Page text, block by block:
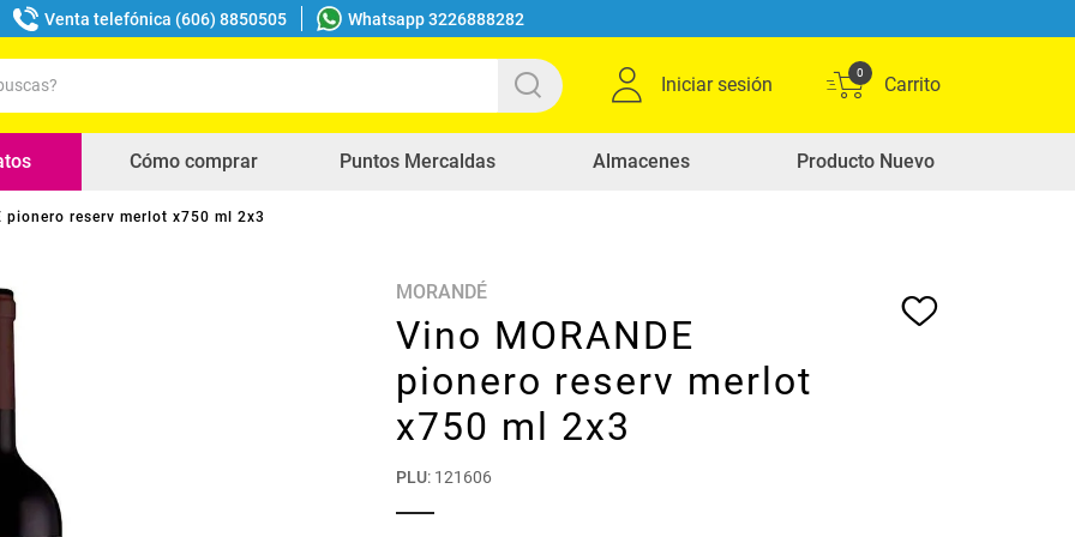
Venta telefónica (606) 8850505 Whatsapp 3226888282
Iniciar sesión
0
Cómo comprar Puntos Mercaldas Almacenes Producto Nuevo
pionero reserv merlot x750 ml 2x3
MORANDÉ
Vino MORANDE
pionero reserv merlot
x750 ml 2x3
PLU: 121606
buscados